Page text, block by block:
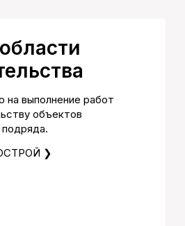
на выполнение работ
объектов
❯